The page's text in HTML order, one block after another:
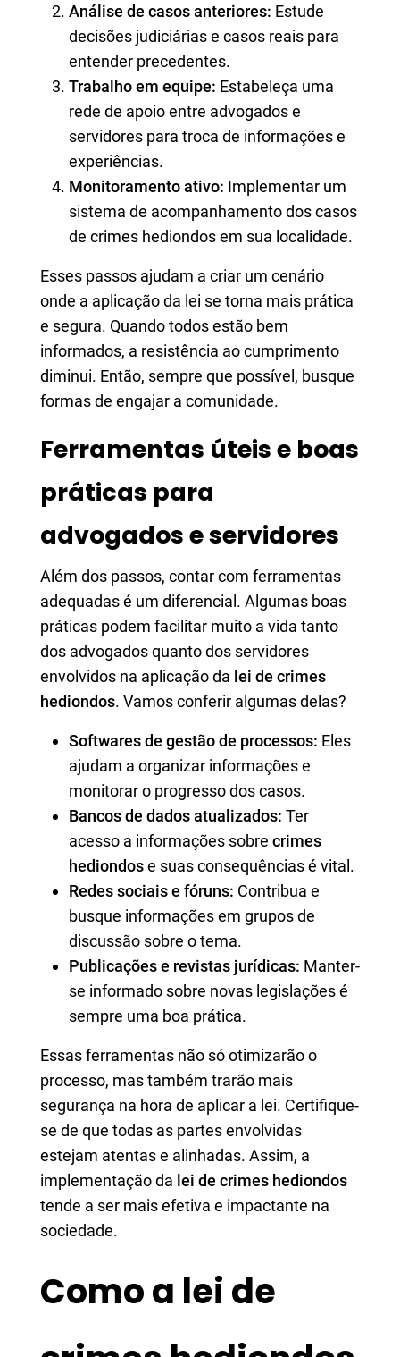
Análise de casos anteriores: Estude
decisões judiciárias e casos reais para
entender precedentes.
Trabalho em equipe: Estabeleça uma
rede de apoio entre advogados e
servidores para troca de informações e
experiências.
Monitoramento ativo: Implementar um
sistema de acompanhamento dos casos
de crimes hediondos em sua localidade.
Esses passos ajudam a criar um cenário
onde a aplicação da lei se torna mais prática
e segura. Quando todos estão bem
informados, a resistência ao cumprimento
diminui. Então, sempre que possível, busque
formas de engajar a comunidade.
Ferramentas úteis e boas
práticas para
advogados e servidores
Além dos passos, contar com ferramentas
adequadas é um diferencial. Algumas boas
práticas podem facilitar muito a vida tanto
dos advogados quanto dos servidores
envolvidos na aplicação da lei de crimes
hediondos. Vamos conferir algumas delas?
Softwares de gestão de processos: Eles
ajudam a organizar informações e
monitorar o progresso dos casos.
Bancos de dados atualizados: Ter
acesso a informações sobre crimes
hediondose suas consequências é vital.
Redes sociais e fóruns: Contribua e
busque informações em grupos de
discussão sobre o tema.
Publicações e revistas jurídicas: Manter-
se informado sobre novas legislações é
sempre uma boa prática.
Essas ferramentas não só otimizarão o
processo, mas também trarão mais
segurança na hora de aplicar a lei. Certifique-
se de que todas as partes envolvidas
estejam atentas e alinhadas. Assim, a
implementação da lei de crimes hediondos
tende a ser mais efetiva e impactante na
sociedade.
Como a lei de